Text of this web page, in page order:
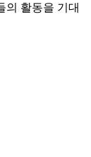
의 활동을 기대